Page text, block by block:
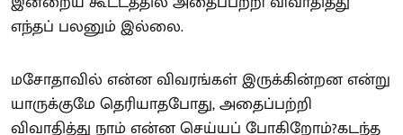
எந்தப் பலனும் இல்லை.
மசோதாவில் என்ன விவரங்கள் இருக்கின்றன என்று
யாருக்குமே தெரியாதபோது, அதைப்பற்றி
விவாதித்து நாம் என்ன செய்யப் போகிறோம்?கடந்த